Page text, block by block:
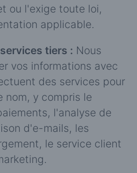
ou l'exige toute loi,
applicable.
tiers : Nous
vos informations avec
des services pour
nom, y compris le
l'analyse de
d'e-mails, les
le service client